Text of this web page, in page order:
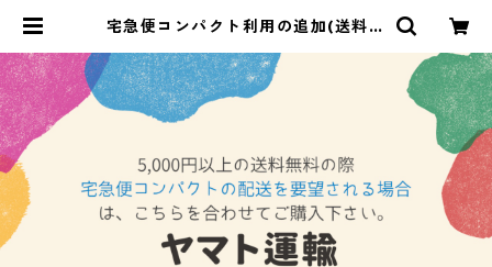
宅急便コンパクト利用の追加(送料無